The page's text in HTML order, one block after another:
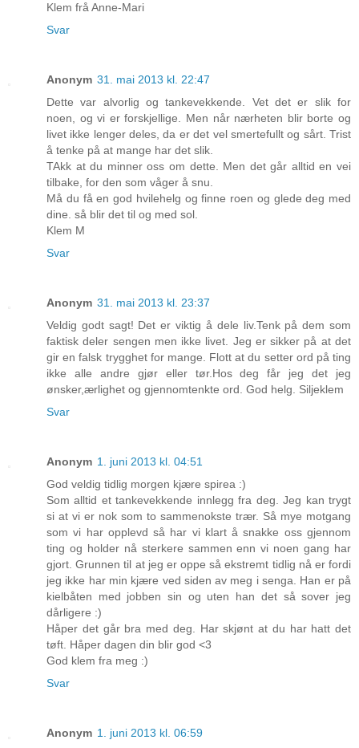
Klem frå Anne-Mari
Svar
Anonym 31. mai 2013 kl. 22:47
Dette var alvorlig og tankevekkende. Vet det er slik for
noen, og vi er forskjellige. Men når nærheten blir borte og
livet ikke lenger deles, da er det vel smertefullt og sårt. Trist
å tenke på at mange har det slik.
TAkk at du minner oss om dette. Men det går alltid en vei
tilbake, for den som våger å snu.
Må du få en god hvilehelg og finne roen og glede deg med
dine. så blir det til og med sol.
Klem M
Svar
Anonym 31. mai 2013 kl. 23:37
Veldig godt sagt! Det er viktig å dele liv.Tenk på dem som
faktisk deler sengen men ikke livet. Jeg er sikker på at det
gir en falsk trygghet for mange. Flott at du setter ord på ting
ikke alle andre gjør eller tør.Hos deg får jeg det jeg
ønsker,ærlighet og gjennomtenkte ord. God helg. Siljeklem
Svar
Anonym 1. juni 2013 kl. 04:51
God veldig tidlig morgen kjære spirea :)
Som alltid et tankevekkende innlegg fra deg. Jeg kan trygt
si at vi er nok som to sammenokste trær. Så mye motgang
som vi har opplevd så har vi klart å snakke oss gjennom
ting og holder nå sterkere sammen enn vi noen gang har
gjort. Grunnen til at jeg er oppe så ekstremt tidlig nå er fordi
jeg ikke har min kjære ved siden av meg i senga. Han er på
kielbåten med jobben sin og uten han det så sover jeg
dårligere :)
Håper det går bra med deg. Har skjønt at du har hatt det
tøft. Håper dagen din blir god <3
God klem fra meg :)
Svar
Anonym 1. juni 2013 kl. 06:59